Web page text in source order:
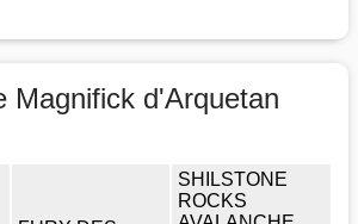
Magnifick d'Arquetan
SHILSTONE
ROCKS